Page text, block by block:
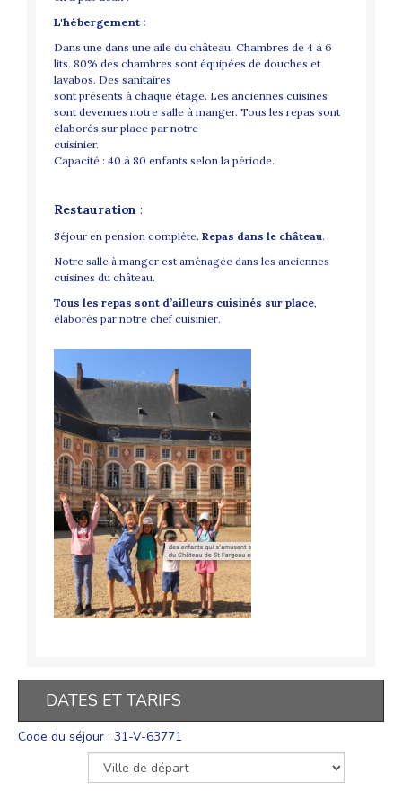
L'hébergement :
Dans une dans une aile du château. Chambres de 4 à 6
lits. 80% des chambres sont équipées de douches et
lavabos. Des sanitaires
sont présents à chaque étage. Les anciennes cuisines
sont devenues notre salle à manger. Tous les repas sont
élaborés sur place par notre
cuisinier.
Capacité : 40 à 80 enfants selon la période.
Restauration :
Séjour en pension complète. Repas dans le château.
Notre salle à manger est aménagée dans les anciennes
cuisines du château.
Tous les repas sont d’ailleurs cuisinés sur place,
élaborés par notre chef cuisinier.
DATES ET TARIFS
Code du séjour : 31-V-63771